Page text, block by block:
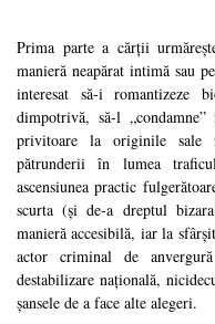
Prima parte a cărții
manieră neapărat intimă sau
interesat să-i romantizeze
dimpotrivă, să-l
privitoare la originile sale
pătrunderii în lumea
ascensiunea practic
scurta (și de-a dreptul
manieră accesibilă, iar la
actor criminal de
destabilizare națională,
șansele de a face alte alegeri.